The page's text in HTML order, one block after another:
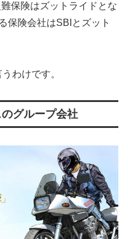
保険はズットライドとな
保険会社はSBIとズット
わけです。
グループ会社